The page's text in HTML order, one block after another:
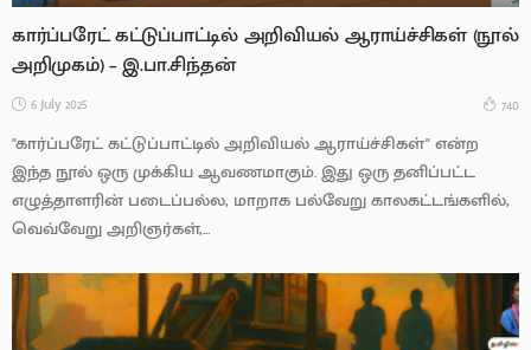
கார்ப்பரேட் கட்டுப்பாட்டில் அறிவியல் ஆராய்ச்சிகள் (நூல்
அறிமுகம்) – இ.பா.சிந்தன்
6 July 2025 740
"கார்ப்பரேட் கட்டுப்பாட்டில் அறிவியல் ஆராய்ச்சிகள்" என்ற
இந்த நூல் ஒரு முக்கிய ஆவணமாகும். இது ஒரு தனிப்பட்ட
எழுத்தாளரின் படைப்பல்ல, மாறாக பல்வேறு காலகட்டங்களில்,
வெவ்வேறு அறிஞர்கள்,...